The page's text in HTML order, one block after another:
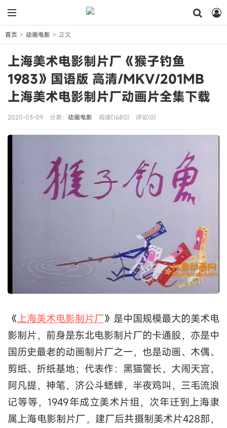
首页 > 动画电影 > 正文
上海美术电影制片厂《猴子钓鱼
1983》国语版 高清/MKV/201MB
上海美术电影制片厂动画片全集下载
2020-03-09 分类： 动画电影 阅读(1680) 评论(0)
《上海美术电影制片厂》是中国规模最大的美术电
影制片，前身是东北电影制片厂的卡通股，亦是中
国历史最老的动画制片厂之一，也是动画、木偶、
剪纸、折纸基地；代表作：黑猫警长，大闹天宫，
阿凡提，神笔，济公斗蟋蟀，半夜鸡叫，三毛流浪
记等等，1949年成立美术片组，次年迁到上海隶
属上海电影制片厂，建厂后共摄制美术片428部，